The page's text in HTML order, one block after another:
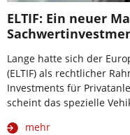
ELTIF: Ein neuer
Lange hatte sich der
(ELTIF) als rechtlicher
Investments für
scheint das spezielle
mehr